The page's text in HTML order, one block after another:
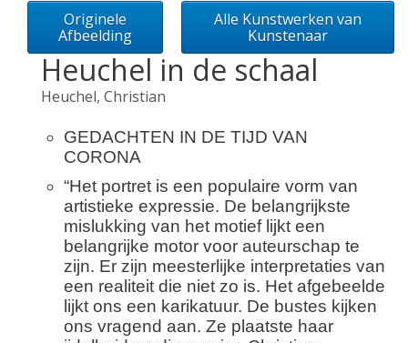
Originele
Afbeelding
Alle Kunstwerken van
Kunstenaar
Heuchel in de schaal
Heuchel, Christian
GEDACHTEN IN DE TIJD VAN
CORONA
“Het portret is een populaire vorm van
artistieke expressie. De belangrijkste
mislukking van het motief lijkt een
belangrijke motor voor auteurschap te
zijn. Er zijn meesterlijke interpretaties van
een realiteit die niet zo is. Het afgebeelde
lijkt ons een karikatuur. De bustes kijken
ons vragend aan. Ze plaatste haar